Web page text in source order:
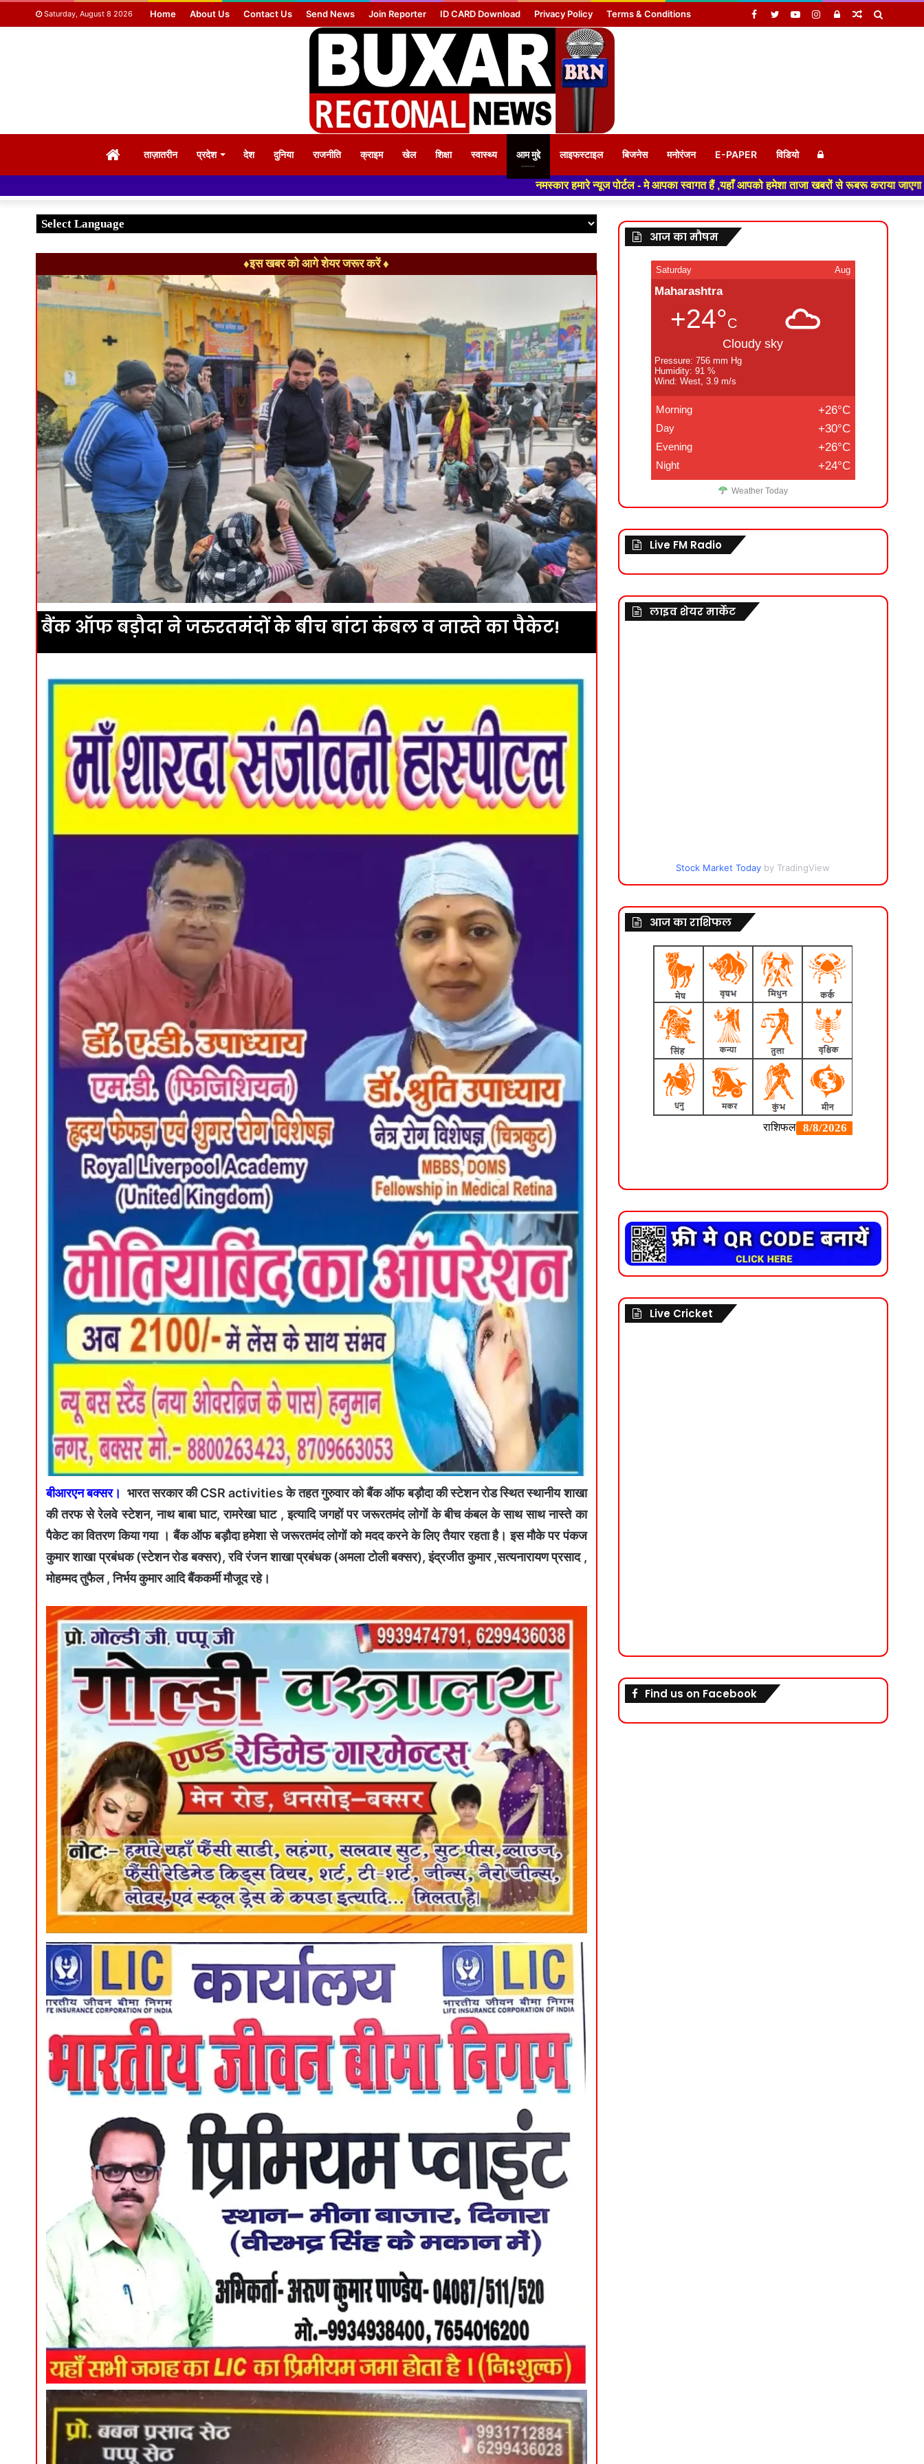
Saturday, August 8 2026 Home About Us Contact Us Send News Join Reporter ID CARD Download Privacy Policy Terms & Conditions Random
Log
Instagram
YouTube
Twitter
Facebook
HOMEताज़ातरीन प्रदेश देश दुनिया राजनीति क्राइम खेल शिक्षा स्वास्थ्य आम मुद्दे लाइफस्टाइल बिजनेस मनोरंजन E-PAPER विडियो Log
In
नमस्कार हमारे न्यूज पोर्टल - मे आपका स्वागत हैं ,यहाँ आपको हमेशा ताजा खबरों से रूबरू कराया जाएगा , खबर ओर विज्ञापन के
♦इस खबर को आगे शेयर जरूर करें ♦
बैंक ऑफ बड़ौदा ने जरुरतमंदों के बीच बांटा कंबल व नास्ते का पैकेट!
बीआरएन बक्सर। भारत सरकार की CSR activities के तहत गुरुवार को बैंक ऑफ बड़ौदा की स्टेशन रोड स्थित स्थानीय शाखा
की तरफ से रेलवे स्टेशन, नाथ बाबा घाट, रामरेखा घाट , इत्यादि जगहों पर जरूरतमंद लोगों के बीच कंबल के साथ साथ नास्ते का
पैकेट का वितरण किया गया । बैंक ऑफ बड़ौदा हमेशा से जरूरतमंद लोगों को मदद करने के लिए तैयार रहता है। इस मौके पर पंकज
कुमार शाखा प्रबंधक (स्टेशन रोड बक्सर), रवि रंजन शाखा प्रबंधक (अमला टोली बक्सर), इंद्रजीत कुमार ,सत्यनारायण प्रसाद ,
मोहम्मद तुफैल , निर्भय कुमार आदि बैंककर्मी मौजूद रहे।
आज का मौषम
Saturday Aug
Maharashtra
+24°C
Cloudy sky
Pressure: 756 mm Hg
Humidity: 91 %
Wind: West, 3.9 m/s
Morning +26°C
Day +30°C
Evening +26°C
Night +24°C
Weather Today
Live FM Radio
लाइव शेयर मार्केट
Stock Market Today by TradingView
आज का राशिफल
Live Cricket
Find us on Facebook